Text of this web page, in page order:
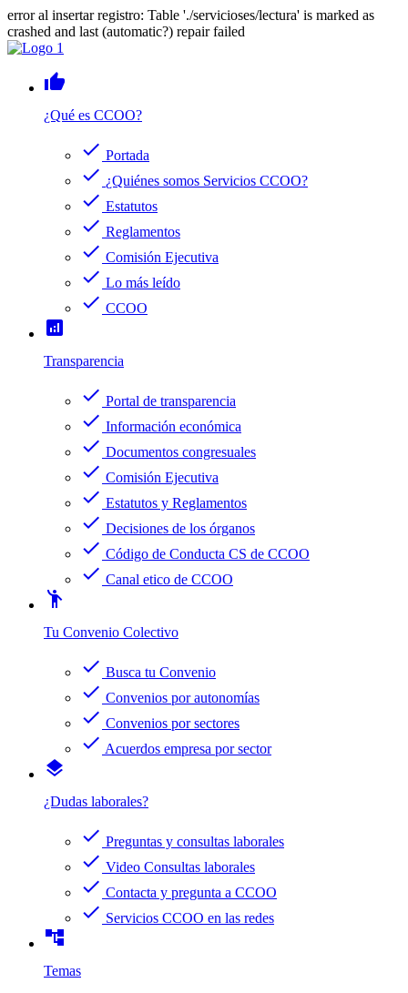
error al insertar registro: Table './servicioses/lectura' is marked as
crashed and last (automatic?) repair failed
thumb_up
¿Qué es CCOO?
check Portada
check ¿Quiénes somos Servicios CCOO?
check Estatutos
check Reglamentos
check Comisión Ejecutiva
check Lo más leído
check CCOO
analytics
Transparencia
check Portal de transparencia
check Información económica
check Documentos congresuales
check Comisión Ejecutiva
check Estatutos y Reglamentos
check Decisiones de los órganos
check Código de Conducta CS de CCOO
check Canal etico de CCOO
emoji_people
Tu Convenio Colectivo
check Busca tu Convenio
check Convenios por autonomías
check Convenios por sectores
check Acuerdos empresa por sector
layers
¿Dudas laborales?
check Preguntas y consultas laborales
check Video Consultas laborales
check Contacta y pregunta a CCOO
check Servicios CCOO en las redes
account_tree
Temas